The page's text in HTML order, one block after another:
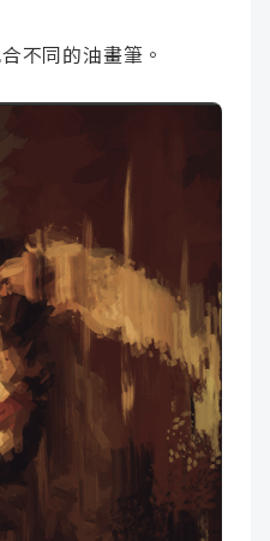
不同的油畫筆。